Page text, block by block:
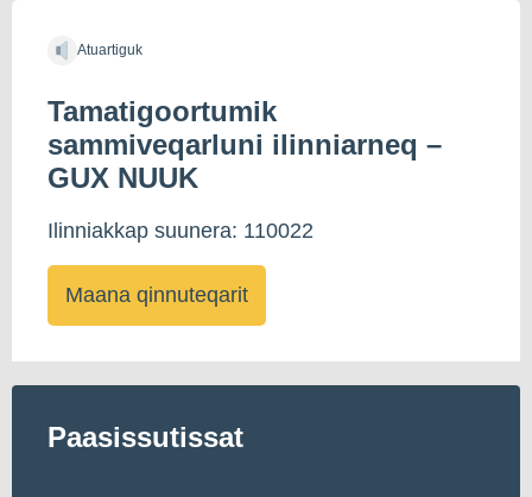
Atuartiguk
Tamatigoortumik
sammiveqarluni ilinniarneq –
GUX NUUK
Ilinniakkap suunera: 110022
Maana qinnuteqarit
Paasissutissat